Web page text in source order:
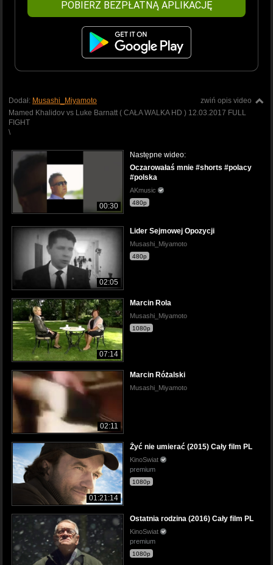
POBIERZ BEZPŁATNĄ APLIKACJĘ
zwiń opis video
Dodał: Musashi_Miyamoto
Mamed Khalidov vs Luke Barnatt ( CAŁA WALKA HD ) 12.03.2017 FULL
FIGHT
\
00:30
Następne wideo:
Oczarowałaś mnie #shorts #polacy
#polska
AKmusic
480p
02:05
Lider Sejmowej Opozycji
Musashi_Miyamoto
480p
07:14
Marcin Rola
Musashi_Miyamoto
1080p
02:11
Marcin Różalski
Musashi_Miyamoto
01:21:14
Żyć nie umierać (2015) Cały film PL
KinoSwiat
premium
1080p
Ostatnia rodzina (2016) Cały film PL
KinoSwiat
premium
1080p